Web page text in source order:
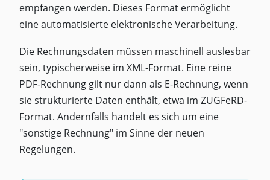
empfangen werden. Dieses Format ermöglicht
eine automatisierte elektronische Verarbeitung.
Die Rechnungsdaten müssen maschinell auslesbar
sein, typischerweise im XML-Format. Eine reine
PDF-Rechnung gilt nur dann als E-Rechnung, wenn
sie strukturierte Daten enthält, etwa im ZUGFeRD-
Format. Andernfalls handelt es sich um eine
"sonstige Rechnung" im Sinne der neuen
Regelungen.